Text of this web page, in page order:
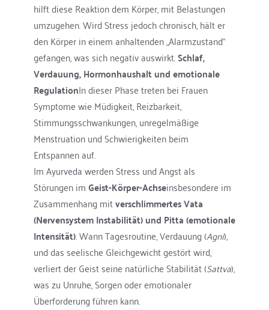
hilft diese Reaktion dem Körper, mit Belastungen
umzugehen. Wird Stress jedoch chronisch, hält er
den Körper in einem anhaltenden „Alarmzustand“
gefangen, was sich negativ auswirkt. Schlaf,
Verdauung, Hormonhaushalt und emotionale
RegulationIn dieser Phase treten bei Frauen
Symptome wie Müdigkeit, Reizbarkeit,
Stimmungsschwankungen, unregelmäßige
Menstruation und Schwierigkeiten beim
Entspannen auf.
Im Ayurveda werden Stress und Angst als
Störungen im Geist-Körper-Achseinsbesondere im
Zusammenhang mit verschlimmertes Vata
(Nervensystem Instabilität) und Pitta (emotionale
Intensität). Wann Tagesroutine, Verdauung (Agni),
und das seelische Gleichgewicht gestört wird,
verliert der Geist seine natürliche Stabilität (Sattva),
was zu Unruhe, Sorgen oder emotionaler
Überforderung führen kann.